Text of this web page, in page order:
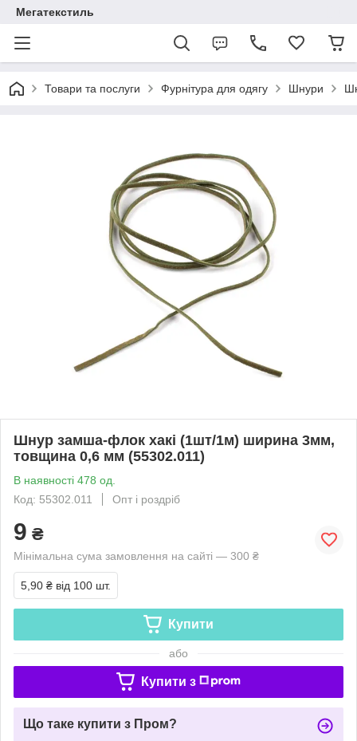
Мегатекстиль
Товари та послуги Фурнітура для одягу Шнури
Шнур замша-флок хакі (1шт/1м) ширина 3мм,
товщина 0,6 мм (55302.011)
В наявності 478 од.
Код: 55302.011
Опт і роздріб
9 ₴
Мінімальна сума замовлення на сайті — 300 ₴
5,90 ₴ від 100 шт.
Купити
або
Купити з
Що таке купити з Пром?